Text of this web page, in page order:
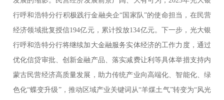
行呼和浩特分行积极践行金融央企“国家队”的使命担当，在民营
经济领域批复授信194亿元，累计投放134亿元。下一步，光大银
行呼和浩特分行将继续加大金融服务实体经济的工作力度，通过
优化信贷审批、创新金融产品、落实减费让利等具体举措支持内
蒙古民营经济高质量发展，助力传统产业向高端化、智能化、绿
色化“蝶变升级”，推动区域产业关键词从“羊煤土气”转变为“风光